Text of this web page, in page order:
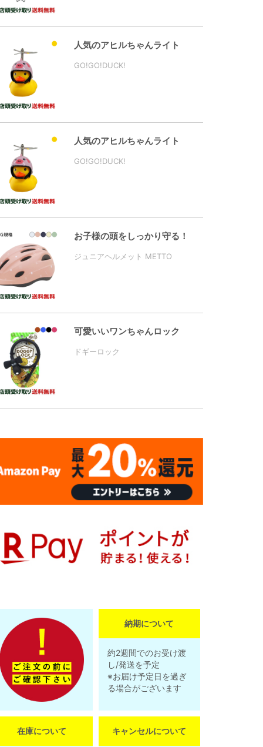
人気のアヒルちゃんライト
GO!GO!DUCK!
人気のアヒルちゃんライト
GO!GO!DUCK!
お子様の頭をしっかり守る！
ジュニアヘルメット METTO
可愛いいワンちゃんロック
ドギーロック
納期について
約2週間でのお受け渡
し/発送を予定
※お届け予定日を過ぎ
る場合がございます
在庫について キャンセルについて